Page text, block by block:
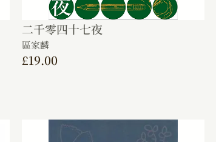
二千零四十七夜
區家麟
£19.00